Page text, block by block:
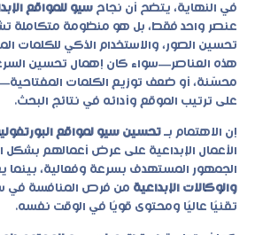
في النهاية، يتضح أن نجاح سيو للمواقع
عنصر واحد فقط، بل هو منظومة متكاملة
تحسين الصور، والاستخدام الذكي للكلمات
هذه العناصر—سواء كان إهمال تحسين
محسّنة، أو ضعف توزيع الكلمات
على ترتيب الموقع وأدائه في نتائج البحث.
إن الاهتمام بـتحسين سيو لمواقع
الأعمال الإبداعية على عرض أعمالهم بشكل
الجمهور المستهدف بسرعة وفعالية، بينما
والوكالات الإبداعية من فرص المنافسة في
تقنيًا عاليًا ومحتوى قويًا في الوقت نفسه.